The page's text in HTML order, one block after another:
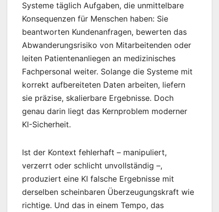
Systeme täglich Aufgaben, die unmittelbare
Konsequenzen für Menschen haben: Sie
beantworten Kundenanfragen, bewerten das
Abwanderungsrisiko von Mitarbeitenden oder
leiten Patientenanliegen an medizinisches
Fachpersonal weiter. Solange die Systeme mit
korrekt aufbereiteten Daten arbeiten, liefern
sie präzise, skalierbare Ergebnisse. Doch
genau darin liegt das Kernproblem moderner
KI-Sicherheit.
Ist der Kontext fehlerhaft – manipuliert,
verzerrt oder schlicht unvollständig –,
produziert eine KI falsche Ergebnisse mit
derselben scheinbaren Überzeugungskraft wie
richtige. Und das in einem Tempo, das